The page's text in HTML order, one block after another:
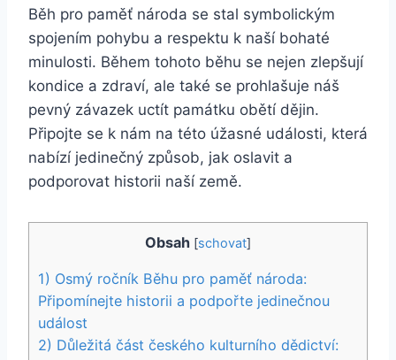
Běh pro paměť národa se stal symbolickým
spojením pohybu a respektu k naší bohaté
minulosti. Během tohoto běhu se nejen zlepšují
kondice a zdraví, ale také se prohlašuje náš
pevný závazek uctít památku obětí dějin.
Připojte se k nám na této úžasné události, která
nabízí jedinečný způsob, jak oslavit a
podporovat historii naší země.
Obsah [schovat]
1) Osmý ročník Běhu pro paměť národa:
Připomínejte historii a podpořte jedinečnou
událost
2) Důležitá část českého kulturního dědictví: